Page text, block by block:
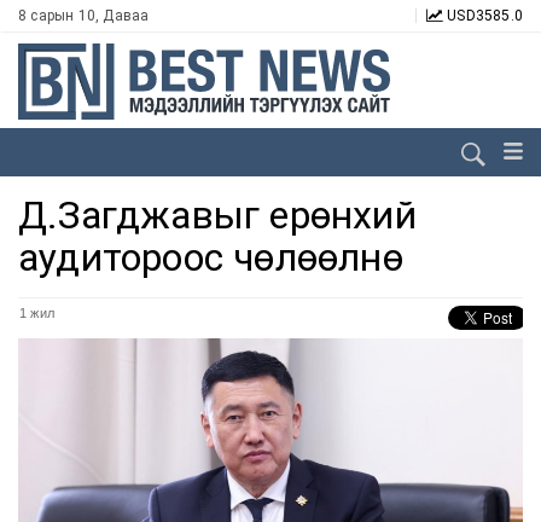
8 сарын 10, Даваа USD3585.0
Д.Загджавыг ерөнхий
аудитороос чөлөөлнө
1 жил